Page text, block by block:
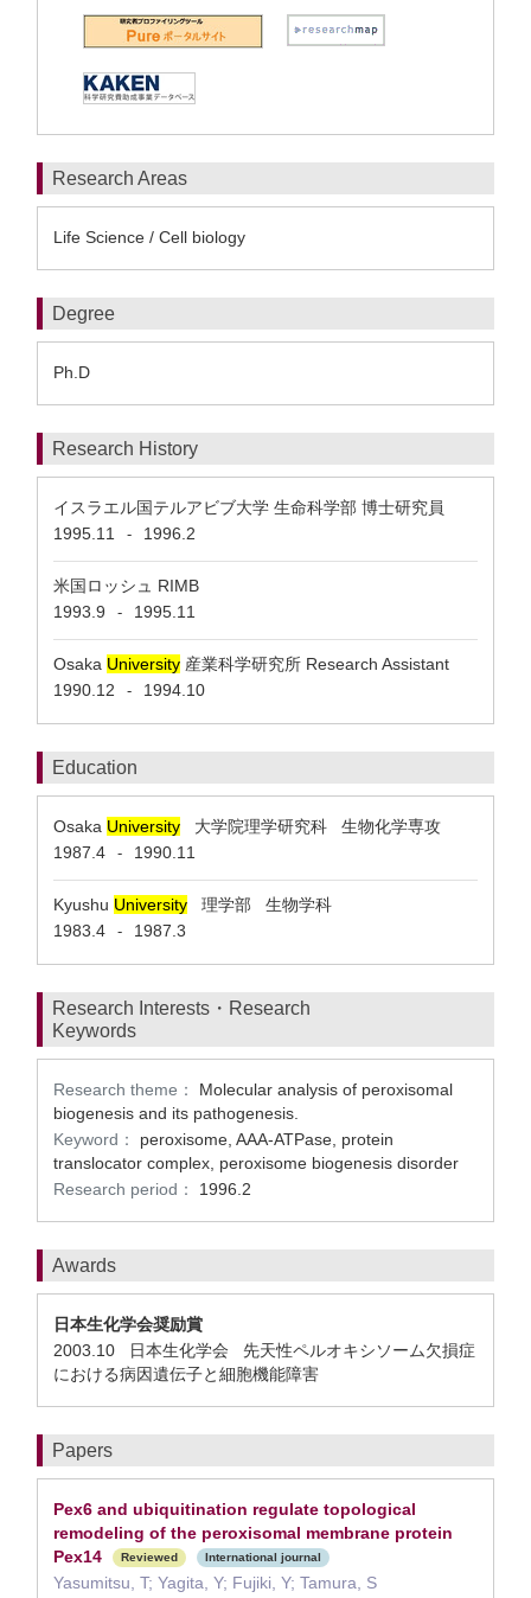
Research Areas
Life Science / Cell biology
Degree
Ph.D
Research History
イスラエル国テルアビブ大学 生命科学部 博士研究員
1995.11
- 1996.2
米国ロッシュ RIMB
1993.9
- 1995.11
Osaka University 産業科学研究所 Research Assistant
1990.12
- 1994.10
Education
Osaka University 大学院理学研究科 生物化学専攻
1987.4
- 1990.11
Kyushu University 理学部 生物学科
1983.4
- 1987.3
Research Interests・Research
Keywords
Research theme：
Molecular analysis of peroxisomal
biogenesis and its pathogenesis.
Keyword：
peroxisome, AAA-ATPase, protein
translocator complex, peroxisome biogenesis disorder
Research period：
1996.2
Awards
日本生化学会奨励賞
2003.10 日本生化学会 先天性ペルオキシソーム欠損症
における病因遺伝子と細胞機能障害
Papers
Pex6 and ubiquitination regulate topological
remodeling of the peroxisomal membrane protein
Pex14
Reviewed International journal
Yasumitsu, T; Yagita, Y; Fujiki, Y; Tamura, S